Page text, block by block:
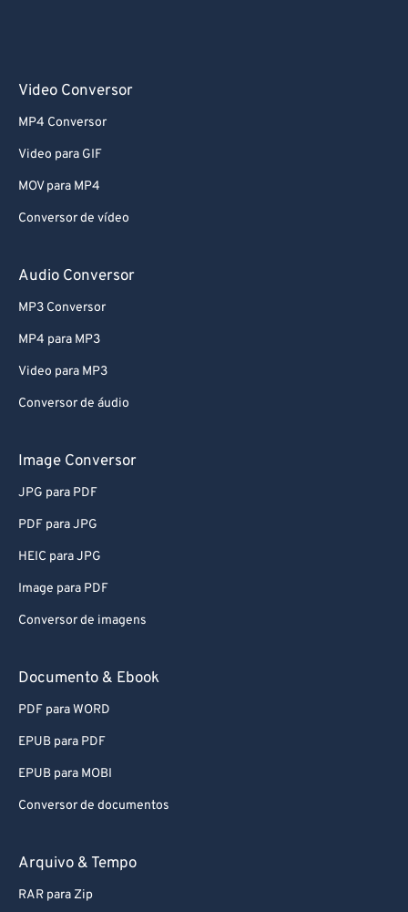
Video Conversor
MP4 Conversor
Video para GIF
MOV para MP4
Conversor de vídeo
Audio Conversor
MP3 Conversor
MP4 para MP3
Video para MP3
Conversor de áudio
Image Conversor
JPG para PDF
PDF para JPG
HEIC para JPG
Image para PDF
Conversor de imagens
Documento & Ebook
PDF para WORD
EPUB para PDF
EPUB para MOBI
Conversor de documentos
Arquivo & Tempo
RAR para Zip